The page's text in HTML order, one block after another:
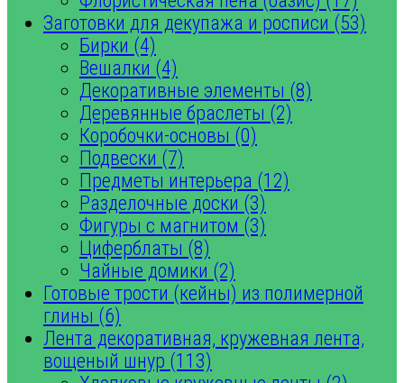
Заготовки для декупажа и росписи (53)
Бирки (4)
Вешалки (4)
Декоративные элементы (8)
Деревянные браслеты (2)
Коробочки-основы (0)
Подвески (7)
Предметы интерьера (12)
Разделочные доски (3)
Фигуры с магнитом (3)
Циферблаты (8)
Чайные домики (2)
Готовые трости (кейны) из полимерной
глины (6)
Лента декоративная, кружевная лента,
вощеный шнур (113)